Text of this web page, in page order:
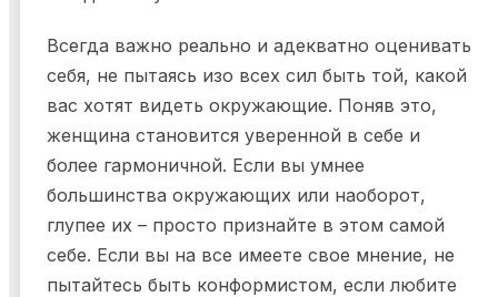
Всегда важно реально и адекватно оценивать
себя, не пытаясь изо всех сил быть той, какой
вас хотят видеть окружающие. Поняв это,
женщина становится уверенной в себе и
более гармоничной. Если вы умнее
большинства окружающих или наоборот,
глупее их – просто признайте в этом самой
себе. Если вы на все имеете свое мнение, не
пытайтесь быть конформистом, если любите